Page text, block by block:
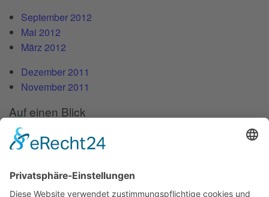
September 2012
Mai 2012
März 2012
Dezember 2011
November 2011
Auf einen Blick
Forschung
Musikalien-Leihmaterial
Publikationen